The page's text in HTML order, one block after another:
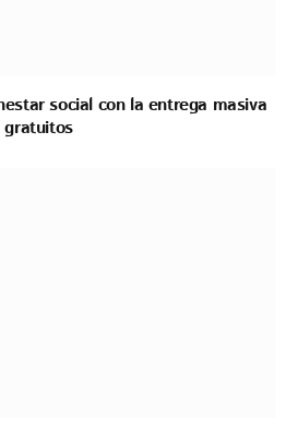
social con la entrega masiva
gratuitos